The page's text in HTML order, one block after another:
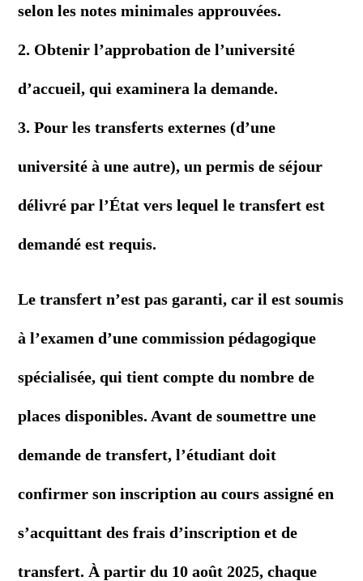
selon les notes minimales approuvées.
2. Obtenir l’approbation de l’université
d’accueil, qui examinera la demande.
3. Pour les transferts externes (d’une
université à une autre), un permis de séjour
délivré par l’État vers lequel le transfert est
demandé est requis.
Le transfert n’est pas garanti, car il est soumis
à l’examen d’une commission pédagogique
spécialisée, qui tient compte du nombre de
places disponibles. Avant de soumettre une
demande de transfert, l’étudiant doit
confirmer son inscription au cours assigné en
s’acquittant des frais d’inscription et de
transfert. À partir du 10 août 2025, chaque